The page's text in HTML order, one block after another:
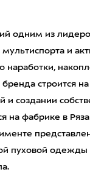
одним из
и
наработки,
строится
создании
на фабрике в
пуховой